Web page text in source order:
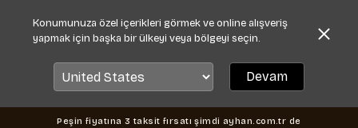
Konumunuza özel içerikleri görmek ve online alışveriş
yapmak için başka bir ülkeyi veya bölgeyi seçin.
Devam
Peşin fiyatına 3 taksit fırsatı şimdi ayhan.com.tr de